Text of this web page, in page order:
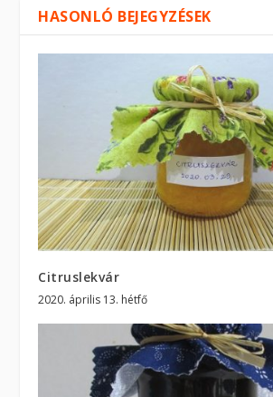
HASONLÓ BEJEGYZÉSEK
Citruslekvár
2020. április 13. hétfő